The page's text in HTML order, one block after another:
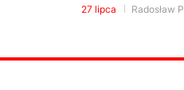
27 lipca Radosław